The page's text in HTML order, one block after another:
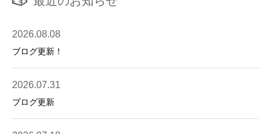
2026.08.08
ブログ更新！
2026.07.31
ブログ更新